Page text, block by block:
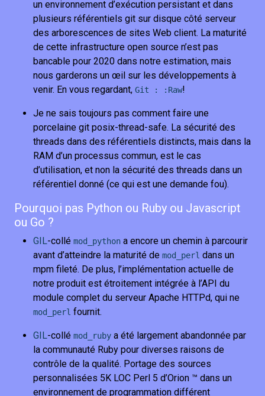
un environnement d’exécution persistant et dans
plusieurs référentiels git sur disque côté serveur
des arborescences de sites Web client. La maturité
de cette infrastructure open source n’est pas
bancable pour 2020 dans notre estimation, mais
nous garderons un œil sur les développements à
venir. En vous regardant, Git : :Raw!
Je ne sais toujours pas comment faire une
porcelaine git posix-thread-safe. La sécurité des
threads dans des référentiels distincts, mais dans la
RAM d’un processus commun, est le cas
d’utilisation, et non la sécurité des threads dans un
référentiel donné (ce qui est une demande fou).
Pourquoi pas Python ou Ruby ou Javascript
ou Go ?
GIL-collé mod_python a encore un chemin à parcourir
avant d’atteindre la maturité de mod_perl dans un
mpm fileté. De plus, l’implémentation actuelle de
notre produit est étroitement intégrée à l’API du
module complet du serveur Apache HTTPd, qui ne
mod_perl fournit.
GIL-collé mod_ruby a été largement abandonnée par
la communauté Ruby pour diverses raisons de
contrôle de la qualité. Portage des sources
personnalisées 5K LOC Perl 5 d’Orion ™ dans un
environnement de programmation différent